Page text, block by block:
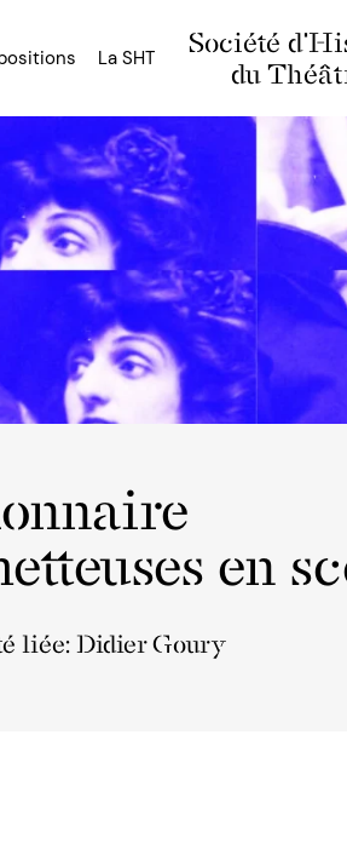
Société
du
La SHT
en
liée: Didier Goury